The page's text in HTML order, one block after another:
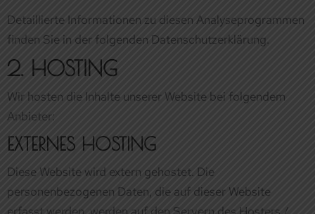
EXTERNES HOSTING
Diese Website wird extern gehostet. Die
erfasst werden, werden auf den Servern des Hosters /
der Hoster gespeichert. Hierbei kann es sich v. a. um IP-
Adressen, Kontaktanfragen, Meta- und
Namen, Websitezugriffe und sonstige Daten, die über
eine Website generiert werden, handeln.